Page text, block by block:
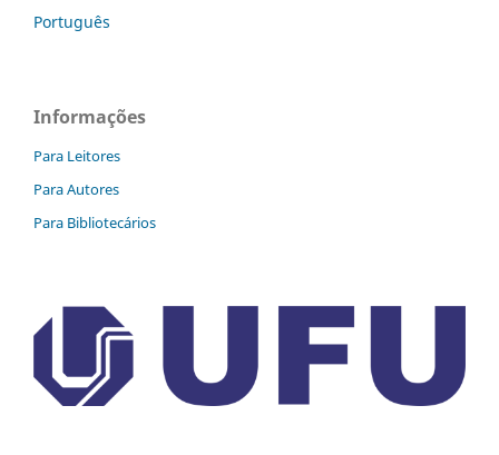
Português
Informações
Para Leitores
Para Autores
Para Bibliotecários